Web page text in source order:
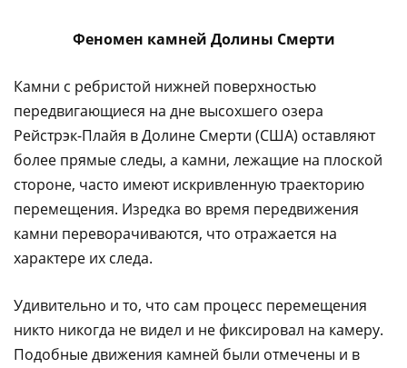
Феномен камней Долины Смерти
Камни с ребристой нижней поверхностью
передвигающиеся на дне высохшего озера
Рейстрэк-Плайя в Долине Смерти (США) оставляют
более прямые следы, а камни, лежащие на плоской
стороне, часто имеют искривленную траекторию
перемещения. Изредка во время передвижения
камни переворачиваются, что отражается на
характере их следа.
Удивительно и то, что сам процесс перемещения
никто никогда не видел и не фиксировал на камеру.
Подобные движения камней были отмечены и в